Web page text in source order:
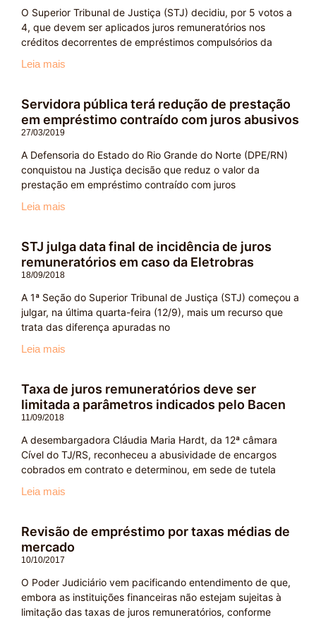
O Superior Tribunal de Justiça (STJ) decidiu, por 5 votos a
4, que devem ser aplicados juros remuneratórios nos
créditos decorrentes de empréstimos compulsórios da
Leia mais
Servidora pública terá redução de prestação
em empréstimo contraído com juros abusivos
27/03/2019
A Defensoria do Estado do Rio Grande do Norte (DPE/RN)
conquistou na Justiça decisão que reduz o valor da
prestação em empréstimo contraído com juros
Leia mais
STJ julga data final de incidência de juros
remuneratórios em caso da Eletrobras
18/09/2018
A 1ª Seção do Superior Tribunal de Justiça (STJ) começou a
julgar, na última quarta-feira (12/9), mais um recurso que
trata das diferença apuradas no
Leia mais
Taxa de juros remuneratórios deve ser
limitada a parâmetros indicados pelo Bacen
11/09/2018
A desembargadora Cláudia Maria Hardt, da 12ª câmara
Cível do TJ/RS, reconheceu a abusividade de encargos
cobrados em contrato e determinou, em sede de tutela
Leia mais
Revisão de empréstimo por taxas médias de
mercado
10/10/2017
O Poder Judiciário vem pacificando entendimento de que,
embora as instituições financeiras não estejam sujeitas à
limitação das taxas de juros remuneratórios, conforme